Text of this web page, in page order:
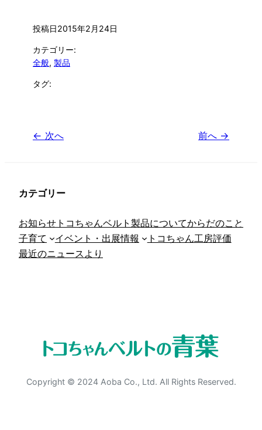
投稿日2015年2月24日
カテゴリー:
全般, 製品
タグ:
← 次へ 前へ →
カテゴリー
お知らせ トコちゃんベルト 製品についてからだのこと
子育て
イベント・出展情報 トコちゃん工房評価
最近のニュースより
Copyright © 2024 Aoba Co., Ltd. All Rights Reserved.